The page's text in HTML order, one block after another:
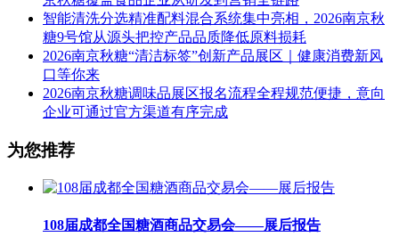
智能清洗分选精准配料混合系统集中亮相，2026南京秋
糖9号馆从源头把控产品品质降低原料损耗
2026南京秋糖“清洁标签”创新产品展区｜健康消费新风
口等你来
2026南京秋糖调味品展区报名流程全程规范便捷，意向
企业可通过官方渠道有序完成
为您推荐
108届成都全国糖酒商品交易会——展后报告